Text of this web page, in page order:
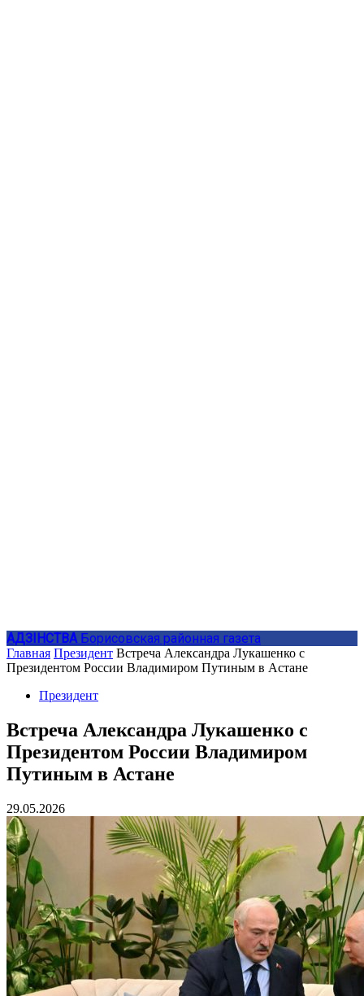
АДЗIНСТВА Борисовская районная газета
Главная Президент Встреча Александра Лукашенко с
Президентом России Владимиром Путиным в Астане
Президент
Встреча Александра Лукашенко с
Президентом России Владимиром
Путиным в Астане
29.05.2026